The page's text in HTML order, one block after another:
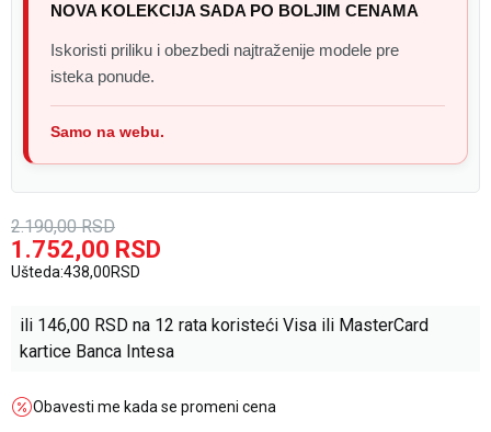
NOVA KOLEKCIJA SADA PO BOLJIM CENAMA
Iskoristi priliku i obezbedi najtraženije modele pre
isteka ponude.
Samo na webu.
2.190,00 RSD
1.752,00 RSD
Ušteda:438,00RSD
ili 146,00 RSD na 12 rata koristeći Visa ili MasterCard
kartice Banca Intesa
Obavesti me kada se promeni cena